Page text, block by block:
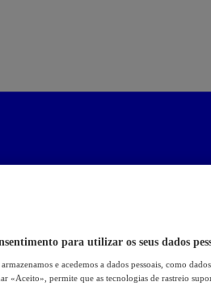
para utilizar os seus dados
e acedemos a dados pessoais, como
«Aceito», permite que as tecnologias de rastreio